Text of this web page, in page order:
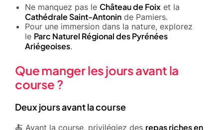
Ne manquez pas le Château de Foix et la
Cathédrale Saint-Antonin de Pamiers.
Pour une immersion dans la nature, explorez
le Parc Naturel Régional des Pyrénées
Ariégeoises.
Que manger les jours avant la
course ?
Deux jours avant la course
🍝 Avant la course, privilégiez des repas riches en